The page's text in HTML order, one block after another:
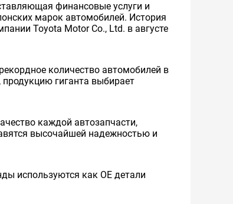
финансовые услуги и
марок автомобилей. История
Toyota Motor Co., Ltd. в августе
количество автомобилей в
продукцию гиганта выбирает
каждой автозапчасти,
высочайшей надежностью и
используются как ОЕ детали